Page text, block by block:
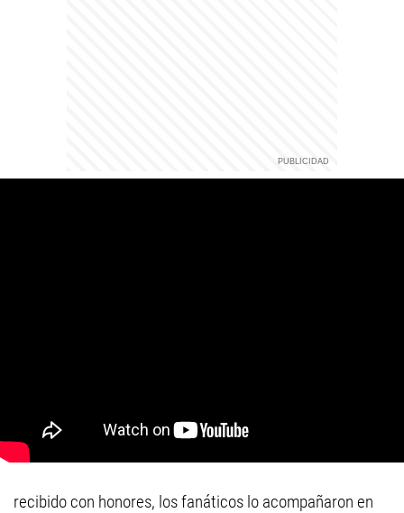
recibido con honores, los fanáticos lo acompañaron en